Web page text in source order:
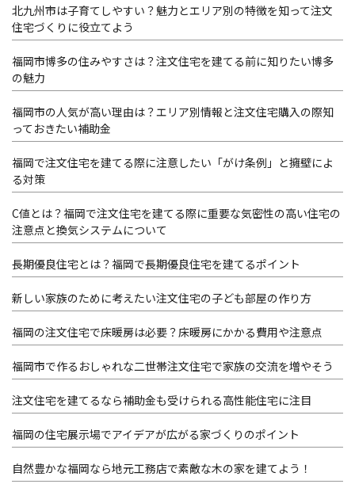
北九州市は子育てしやすい？魅力とエリア別の特徴を知って注文
住宅づくりに役立てよう
福岡市博多の住みやすさは？注文住宅を建てる前に知りたい博多
の魅力
福岡市の人気が高い理由は？エリア別情報と注文住宅購入の際知
っておきたい補助金
福岡で注文住宅を建てる際に注意したい「がけ条例」と擁壁によ
る対策
C値とは？福岡で注文住宅を建てる際に重要な気密性の高い住宅の
注意点と換気システムについて
長期優良住宅とは？福岡で長期優良住宅を建てるポイント
新しい家族のために考えたい注文住宅の子ども部屋の作り方
福岡の注文住宅で床暖房は必要？床暖房にかかる費用や注意点
福岡市で作るおしゃれな二世帯注文住宅で家族の交流を増やそう
注文住宅を建てるなら補助金も受けられる高性能住宅に注目
福岡の住宅展示場でアイデアが広がる家づくりのポイント
自然豊かな福岡なら地元工務店で素敵な木の家を建てよう！